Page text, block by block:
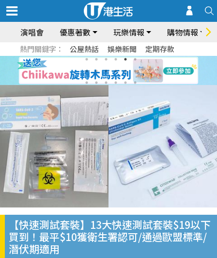
演唱會 優惠著數 玩樂情報 購物情報
熱門關鍵字： 公屋熱話 娛樂新聞 定期存款
【快速測試套裝】13大快速測試套裝$19以下
買到！最平$10獲衛生署認可/通過歐盟標準/
潛伏期適用